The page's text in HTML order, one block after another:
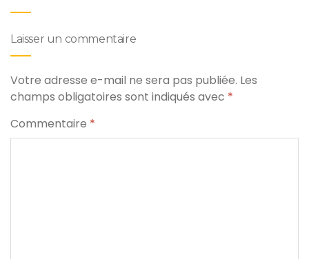
Laisser un commentaire
Votre adresse e-mail ne sera pas publiée. Les
champs obligatoires sont indiqués avec *
Commentaire *